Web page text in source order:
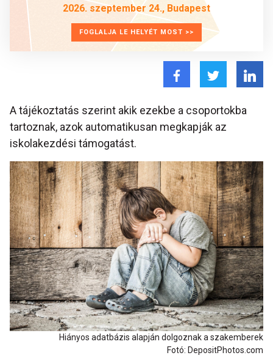
2026. szeptember 24., Budapest
FOGLALJA LE HELYÉT MOST >>
A tájékoztatás szerint akik ezekbe a csoportokba
tartoznak, azok automatikusan megkapják az
iskolakezdési támogatást.
Hiányos adatbázis alapján dolgoznak a szakemberek
Fotó: DepositPhotos.com